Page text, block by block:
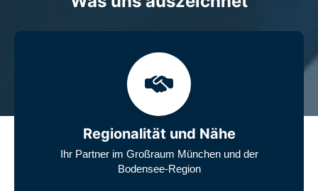
Regionalität und Nähe
Ihr Partner im Großraum München und der
Bodensee-Region